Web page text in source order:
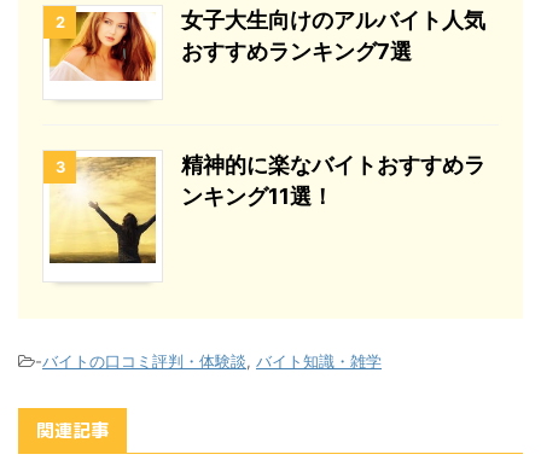
2
女子大生向けのアルバイト人気
おすすめランキング7選
3
精神的に楽なバイトおすすめラ
ンキング11選！
-バイトの口コミ評判・体験談, バイト知識・雑学
関連記事